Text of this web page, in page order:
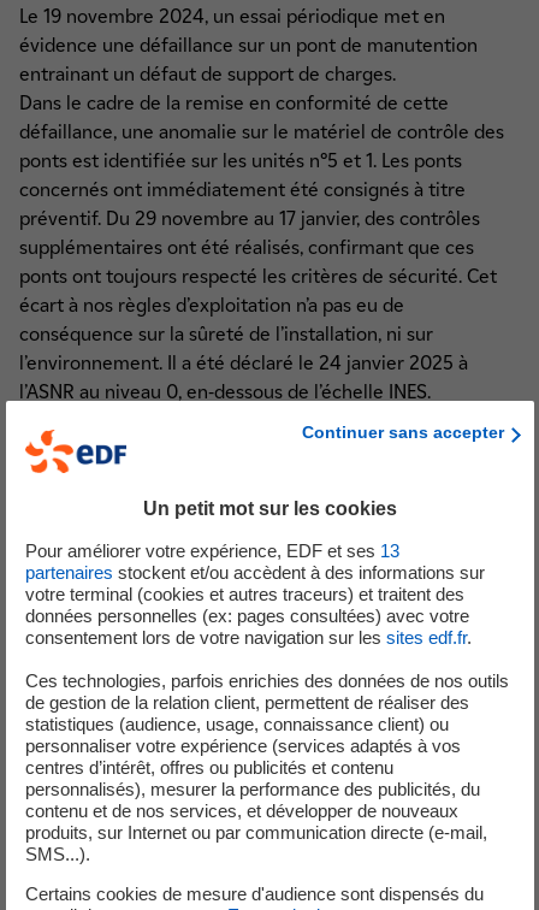
Le 19 novembre 2024, un essai périodique met en
évidence une défaillance sur un pont de manutention
entrainant un défaut de support de charges.
Dans le cadre de la remise en conformité de cette
défaillance, une anomalie sur le matériel de contrôle des
ponts est identifiée sur les unités n°5 et 1. Les ponts
concernés ont immédiatement été consignés à titre
préventif. Du 29 novembre au 17 janvier, des contrôles
supplémentaires ont été réalisés, confirmant que ces
ponts ont toujours respecté les critères de sécurité. Cet
écart à nos règles d’exploitation n’a pas eu de
conséquence sur la sûreté de l’installation, ni sur
l’environnement. Il a été déclaré le 24 janvier 2025 à
l’ASNR au niveau 0, en-dessous de l’échelle INES.
Le 5 février 2025, l’unité de production n°2 est en arrêt
programmé dans le cadre de la Visite Partielle de ses
installations. Vers 23h30, un technicien déconnecte le
disjoncteur électrique d’une vanne devant faire l’objet
d’un test d’étanchéité planifié. L’action de déconnexion
provoque de manière imprévue la perte de l’alimentation
de la ventilation de la Salle de Commande et son
interruption.
L’Opérateur, en communication téléphonique avec le
technicien, détecte immédiatement l’anomalie. A 23h38,
le technicien reconnecte l'alimentation électrique,
permettant de retrouver une situation conforme.
Cet écart à nos règles d’exploitation n’a eu aucune
conséquence sur la sûreté de l’installation ou sur
l’environnement et a été déclaré à l’Autorité de Sureté
au niveau 0, en dessous de l’échelle INES.
Continuer sans accepter
Un petit mot sur les cookies
Pour améliorer votre expérience, EDF et ses 13
partenaires stockent et/ou accèdent à des informations sur
votre terminal (cookies et autres traceurs) et traitent des
données personnelles (ex: pages consultées) avec votre
consentement lors de votre navigation sur les sites edf.fr.
Ces technologies, parfois enrichies des données de nos outils
de gestion de la relation client, permettent de réaliser des
statistiques (audience, usage, connaissance client) ou
personnaliser votre expérience (services adaptés à vos
centres d’intérêt, offres ou publicités et contenu
personnalisés), mesurer la performance des publicités, du
contenu et de nos services, et développer de nouveaux
produits, sur Internet ou par communication directe (e-mail,
SMS...).
Certains cookies de mesure d'audience sont dispensés du